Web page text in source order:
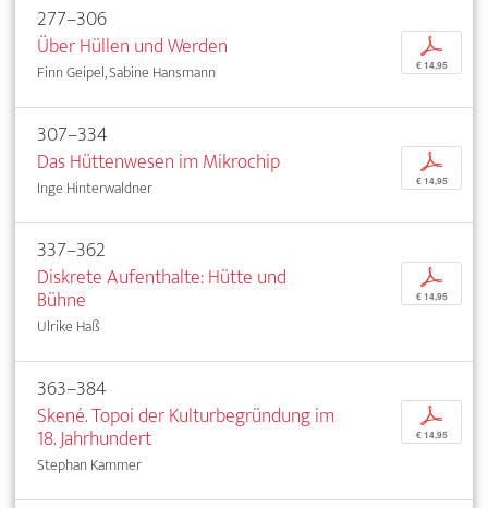
277–306
Über Hüllen und Werden
Finn Geipel, Sabine Hansmann
p
€ 14,95
307–334
Das Hüttenwesen im Mikrochip
Inge Hinterwaldner
p
€ 14,95
337–362
Diskrete Aufenthalte: Hütte und
Bühne
Ulrike Haß
p
€ 14,95
363–384
Skené. Topoi der Kulturbegründung im
18. Jahrhundert
Stephan Kammer
p
€ 14,95